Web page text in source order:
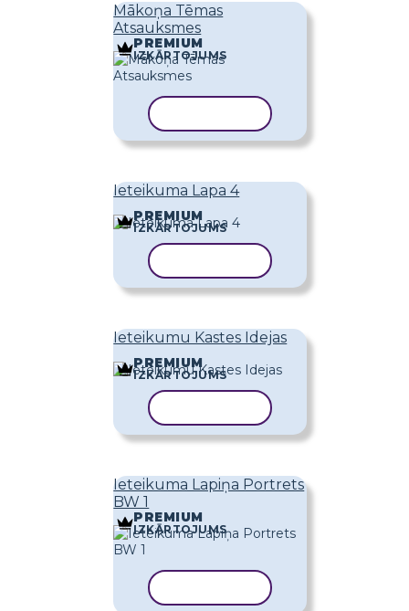
Mākoņa Tēmas
Atsauksmes
PREMIUM
IZKĀRTOJUMS
Ieteikuma Lapa 4
PREMIUM
IZKĀRTOJUMS
Ieteikumu Kastes Idejas
PREMIUM
IZKĀRTOJUMS
Ieteikuma Lapiņa Portrets
BW 1
PREMIUM
IZKĀRTOJUMS